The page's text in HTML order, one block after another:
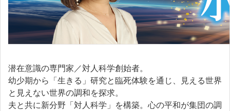
潜在意識の専門家／対人科学創始者。
幼少期から「生きる」研究と臨死体験を通じ、見える世界
と見えない世界の調和を探求。
夫と共に新分野「対人科学」を構築。心の平和が集団の調